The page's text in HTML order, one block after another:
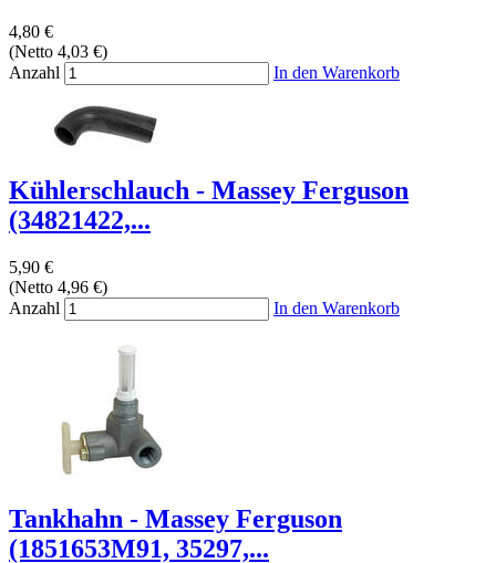
4,80 €
(Netto 4,03 €)
Anzahl
In den Warenkorb
Kühlerschlauch - Massey Ferguson
(34821422,...
5,90 €
(Netto 4,96 €)
Anzahl
In den Warenkorb
Tankhahn - Massey Ferguson
(1851653M91, 35297,...